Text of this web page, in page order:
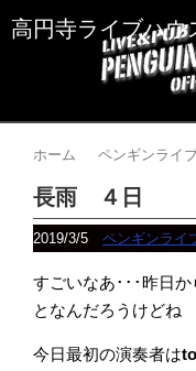
高円寺ライブハ
ホーム ペンギンライ
長雨 ４日
2019/3/5 ペンギンライ
すごいなあ･･･昨日
となんだろうけどね
今日最初の演奏者は